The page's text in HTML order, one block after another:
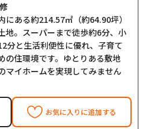
にある約214.57㎡（約64.90坪）
地。スーパーまで徒歩約6分、小
分と生活利便性に優れ、子育て
の住環境です。ゆとりある敷地
マイホームを実現してみません
お気に入りに追加する